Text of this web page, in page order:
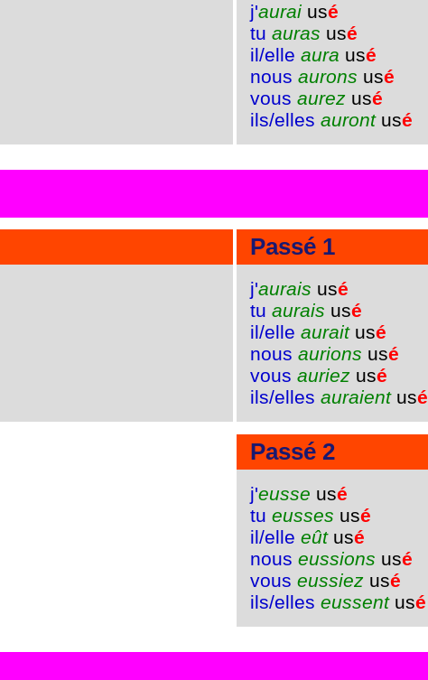
j'aurai usé
tu auras usé
il/elle aura usé
nous aurons usé
vous aurez usé
ils/elles aurontusé
Passé 1
j'aurais usé
tu aurais usé
il/elle auraitusé
nous aurions usé
vous auriez usé
ils/elles auraientusé
Passé 2
j'eusse usé
tu eusses usé
il/elle eûtusé
nous eussions usé
vous eussiez usé
ils/elles eussentusé